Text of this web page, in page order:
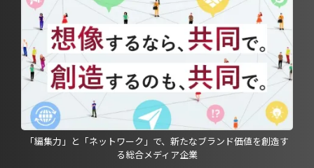
「編集力」と「ネットワーク」で、新たなブランド価値を創造す
る総合メディア企業